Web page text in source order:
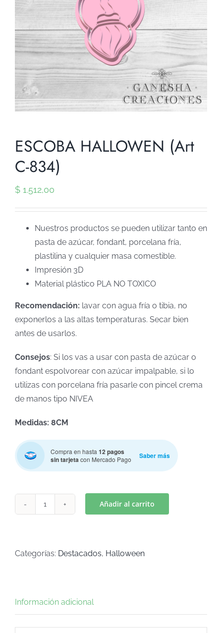
ESCOBA HALLOWEN (Art
C-834)
$ 1.512,00
Nuestros productos se pueden utilizar tanto en
pasta de azúcar, fondant, porcelana fría,
plastilina y cualquier masa comestible.
Impresión 3D
Material plástico PLA NO TOXICO
Recomendación: lavar con agua fría o tibia, no
exponerlos a las altas temperaturas. Secar bien
antes de usarlos.
Consejos: Si los vas a usar con pasta de azúcar o
fondant espolvorear con azúcar impalpable, si lo
utilizas con porcelana fría pasarle con pincel crema
de manos tipo NIVEA
Medidas: 8CM
Compra en hasta 12 pagos
sin tarjetacon Mercado Pago Saber más
C-
Añadir al carrito
Categorías: Destacados, Halloween
Información adicional